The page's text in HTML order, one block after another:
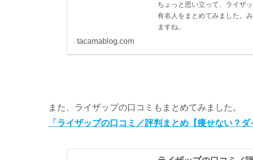
ちょっと思い立って、ライザ
有名人をまとめてみました。
ますね。
tacamablog.com
また、ライザップの口コミもまとめてみました。
「ライザップの口コミ／評判まとめ【痩せない？ダ